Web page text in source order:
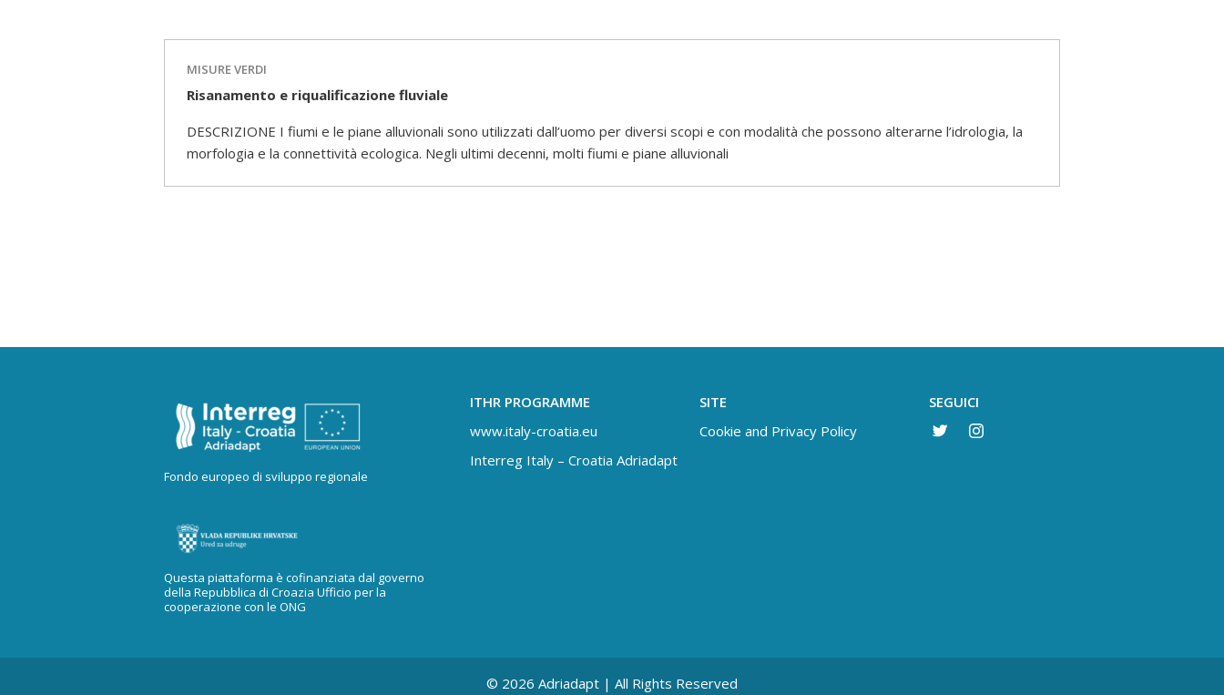
MISURE VERDI
Risanamento e riqualificazione fluviale
DESCRIZIONE I fiumi e le piane alluvionali sono utilizzati dall’uomo per diversi scopi e con modalità che possono alterarne l’idrologia, la
morfologia e la connettività ecologica. Negli ultimi decenni, molti fiumi e piane alluvionali
Fondo europeo di sviluppo regionale
Questa piattaforma è cofinanziata dal governo
della Repubblica di Croazia Ufficio per la
cooperazione con le ONG
ITHR PROGRAMME
www.italy-croatia.eu
Interreg Italy – Croatia Adriadapt
SITE
Cookie and Privacy Policy
SEGUICI
© 2026 Adriadapt | All Rights Reserved